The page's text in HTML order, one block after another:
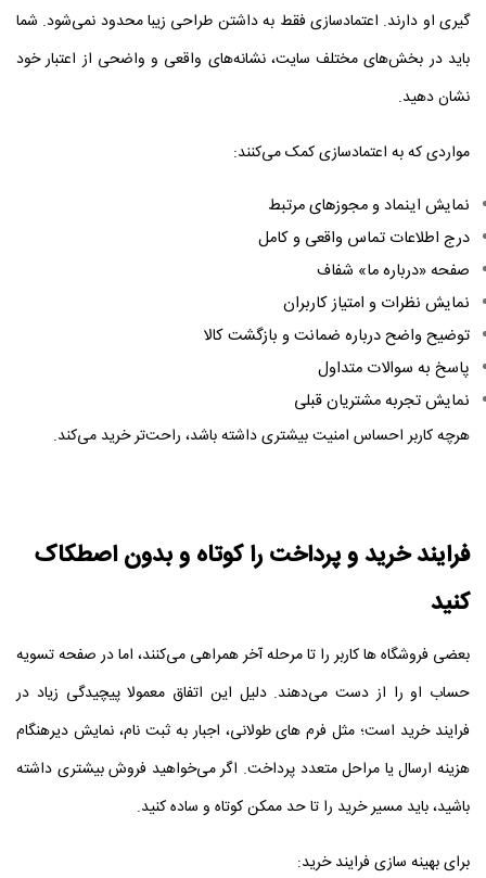
گیری او دارند. اعتمادسازی فقط به داشتن طراحی زیبا محدود نمی‌شود. شما
باید در بخش‌های مختلف سایت، نشانه‌های واقعی و واضحی از اعتبار خود
نشان دهید.
مواردی که به اعتمادسازی کمک می‌کنند:
نمایش اینماد و مجوزهای مرتبط
درج اطلاعات تماس واقعی و کامل
صفحه «درباره ما» شفاف
نمایش نظرات و امتیاز کاربران
توضیح واضح درباره ضمانت و بازگشت کالا
پاسخ به سوالات متداول
نمایش تجربه مشتریان قبلی
هرچه کاربر احساس امنیت بیشتری داشته باشد، راحت‌تر خرید می‌کند.
فرایند خرید و پرداخت را کوتاه و بدون اصطکاک
کنید
بعضی فروشگاه‌ ها کاربر را تا مرحله آخر همراهی می‌کنند، اما در صفحه تسویه‌
حساب او را از دست می‌دهند. دلیل این اتفاق معمولا پیچیدگی زیاد در
فرایند خرید است؛ مثل فرم‌ های طولانی، اجبار به ثبت‌ نام، نمایش دیرهنگام
هزینه ارسال یا مراحل متعدد پرداخت. اگر می‌خواهید فروش بیشتری داشته
باشید، باید مسیر خرید را تا حد ممکن کوتاه و ساده کنید.
برای بهینه‌ سازی فرایند خرید: